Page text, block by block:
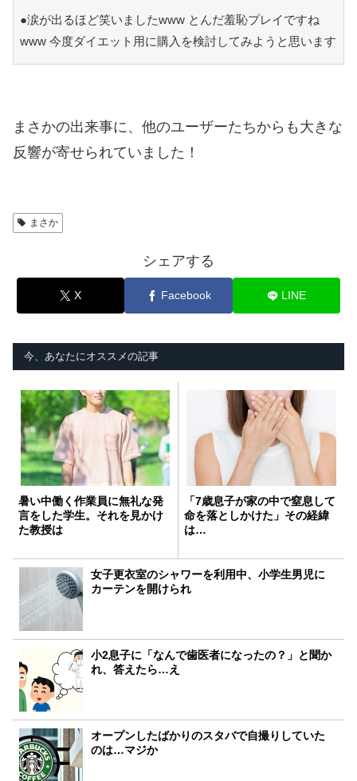
●涙が出るほど笑いましたwww とんだ羞恥プレイですね
www 今度ダイエット用に購入を検討してみようと思います
まさかの出来事に、他のユーザーたちからも大きな
反響が寄せられていました！
まさか
シェアする
X Facebook LINE
今、あなたにオススメの記事
暑い中働く作業員に無礼な発
言をした学生。それを見かけ
た教授は
「7歳息子が家の中で窒息して
命を落としかけた」その経緯
は…
女子更衣室のシャワーを利用中、小学生男児に
カーテンを開けられ
小2息子に「なんで歯医者になったの？」と聞か
れ、答えたら…え
オープンしたばかりのスタバで自撮りしていた
のは…マジか